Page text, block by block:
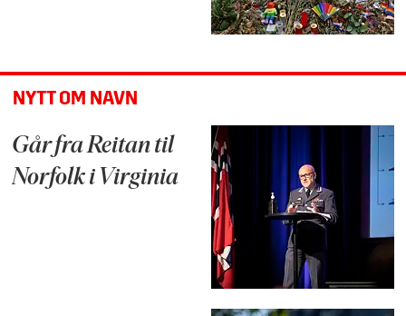
NYTT OM NAVN
Går fra Reitan til
Norfolk i Virginia